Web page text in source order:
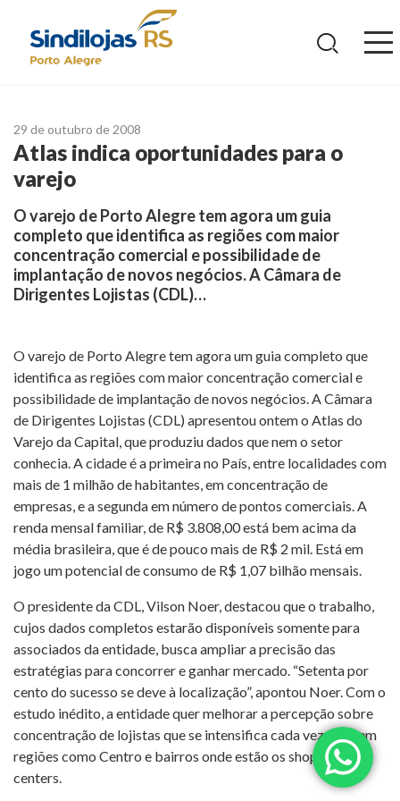
29 de outubro de 2008
Atlas indica oportunidades para o
varejo
O varejo de Porto Alegre tem agora um guia
completo que identifica as regiões com maior
concentração comercial e possibilidade de
implantação de novos negócios. A Câmara de
Dirigentes Lojistas (CDL)…
O varejo de Porto Alegre tem agora um guia completo que
identifica as regiões com maior concentração comercial e
possibilidade de implantação de novos negócios. A Câmara
de Dirigentes Lojistas (CDL) apresentou ontem o Atlas do
Varejo da Capital, que produziu dados que nem o setor
conhecia. A cidade é a primeira no País, entre localidades com
mais de 1 milhão de habitantes, em concentração de
empresas, e a segunda em número de pontos comerciais. A
renda mensal familiar, de R$ 3.808,00 está bem acima da
média brasileira, que é de pouco mais de R$ 2 mil. Está em
jogo um potencial de consumo de R$ 1,07 bilhão mensais.
O presidente da CDL, Vilson Noer, destacou que o trabalho,
cujos dados completos estarão disponíveis somente para
associados da entidade, busca ampliar a precisão das
estratégias para concorrer e ganhar mercado. “Setenta por
cento do sucesso se deve à localização”, apontou Noer. Com o
estudo inédito, a entidade quer melhorar a percepção sobre
concentração de lojistas que se intensifica cada vez mais em
regiões como Centro e bairros onde estão os shopping
centers.